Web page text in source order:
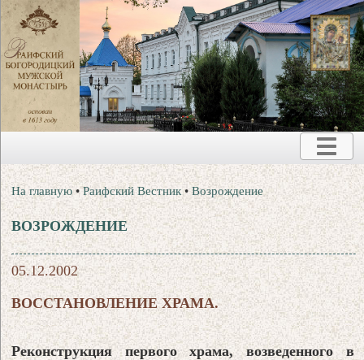
На главную •Раифский Вестник •Возрождение
ВОЗРОЖДЕНИЕ
05.12.2002
ВОССТАНОВЛЕНИЕ ХРАМА.
Реконструкция первого храма, возведенного в